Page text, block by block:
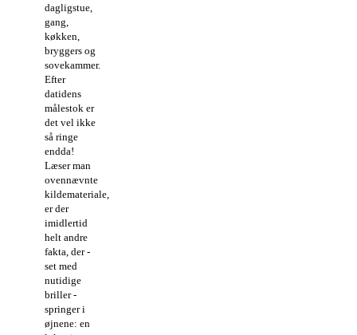
dagligstue,
gang,
køkken,
bryggers og
sovekammer.
Efter
datidens
målestok er
det vel ikke
så ringe
endda!
Læser man
ovennævnte
kildemateriale,
er der
imidlertid
helt andre
fakta, der -
set med
nutidige
briller -
springer i
øjnene: en